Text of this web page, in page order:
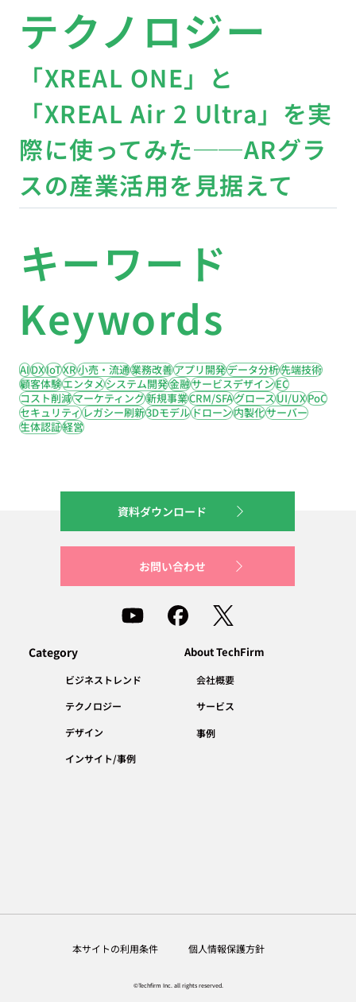
テクノロジー
「XREAL ONE」と
「XREAL Air 2 Ultra」を実
際に使ってみた──ARグラ
スの産業活用を見据えて
キーワード
Keywords
AIDXIoTXR小売・流通業務改善アプリ開発データ分析先端技術
顧客体験エンタメシステム開発金融サービスデザインEC
コスト削減マーケティング新規事業CRM/SFAグロースUI/UXPoC
セキュリティレガシー刷新3Dモデルドローン内製化サーバー
生体認証経営
資料ダウンロード
お問い合わせ
Category
ビジネストレンド
テクノロジー
デザイン
インサイト/事例
About TechFirm
会社概要
サービス
事例
©Techfirm Inc. all rights reserved.
本サイトの利用条件 個人情報保護方針